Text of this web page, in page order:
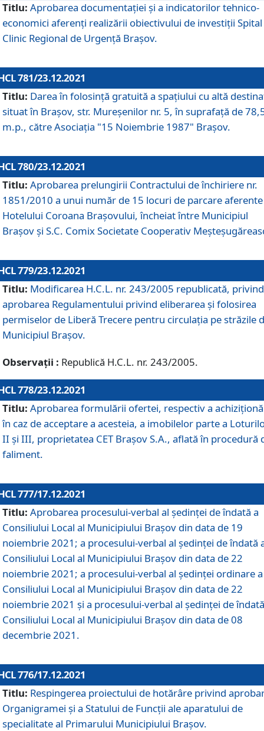
Titlu: Aprobarea documentației și a indicatorilor tehnico-
economici aferenți realizării obiectivului de investiții Spital
Clinic Regional de Urgență Brașov.
781/23.12.2021
Titlu: Darea în folosinţă gratuită a spaţiului cu altă
situat în Braşov, str. Mureşenilor nr. 5, în suprafaţă de
m.p., către Asociaţia "15 Noiembrie 1987" Braşov.
780/23.12.2021
Titlu: Aprobarea prelungirii Contractului de închiriere nr.
1851/2010 a unui număr de 15 locuri de parcare aferente
Hotelului Coroana Brașovului, încheiat între Municipiul
Braşov şi S.C. Comix Societate Cooperativ
779/23.12.2021
Titlu: Modificarea H.C.L. nr. 243/2005 republicată, privind
aprobarea Regulamentului privind eliberarea şi folosirea
permiselor de Liberă Trecere pentru circulația pe străzile
Municipiul Braşov.
Observații : Republică H.C.L. nr. 243/2005.
778/23.12.2021
Titlu: Aprobarea formulării ofertei, respectiv a
în caz de acceptare a acesteia, a imobilelor parte a
II și III, proprietatea CET Brașov S.A., aflată în procedură
faliment.
777/17.12.2021
Titlu: Aprobarea procesului-verbal al şedinţei de îndată a
Consiliului Local al Municipiului Braşov din data de 19
noiembrie 2021; a procesului-verbal al şedinţei de îndată
Consiliului Local al Municipiului Braşov din data de 22
noiembrie 2021; a procesului-verbal al şedinţei ordinare a
Consiliului Local al Municipiului Braşov din data de 22
noiembrie 2021 și a procesului-verbal al şedinţei de
Consiliului Local al Municipiului Braşov din data de 08
decembrie 2021.
776/17.12.2021
Titlu: Respingerea proiectului de hotărâre privind
Organigramei şi a Statului de Funcţii ale aparatului de
specialitate al Primarului Municipiului Braşov.